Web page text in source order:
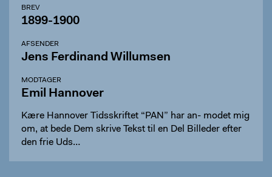
BREV
1899-1900
AFSENDER
Jens Ferdinand Willumsen
MODTAGER
Emil Hannover
Kære Hannover Tidsskriftet “PAN” har an- modet mig
om, at bede Dem skrive Tekst til en Del Billeder efter
den frie Uds…